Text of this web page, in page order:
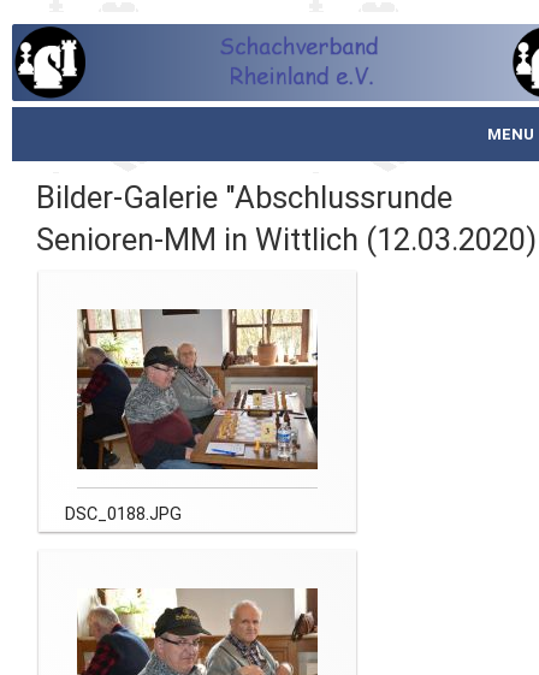
MENU
Startseite
über den SVR
Schachjugend
Meistertafel
Service
Newsletter
Kontakt
Bilder-Galerie "Abschlussrunde
Senioren-MM in Wittlich
DSC_0188.JPG